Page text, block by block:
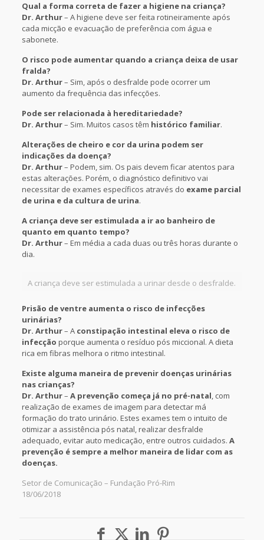
Qual a forma correta de fazer a higiene na criança?
Dr. Arthur– A higiene deve ser feita rotineiramente após
cada micção e evacuação de preferência com água e
sabonete.
O risco pode aumentar quando a criança deixa de usar
fralda?
Dr. Arthur– Sim, após o desfralde pode ocorrer um
aumento da frequência das infecções.
Pode ser relacionada à hereditariedade?
Dr. Arthur– Sim. Muitos casos têm histórico familiar.
Alterações de cheiro e cor da urina podem ser
indicações da doença?
Dr. Arthur– Podem, sim. Os pais devem ficar atentos para
estas alterações. Porém, o diagnóstico definitivo vai
necessitar de exames específicos através do exame parcial
de urina e da cultura de urina.
A criança deve ser estimulada a ir ao banheiro de
quanto em quanto tempo?
Dr. Arthur– Em média a cada duas ou três horas durante o
dia.
A criança deve ser estimulada a urinar desde o desfralde.
Prisão de ventre aumenta o risco de infecções
urinárias?
Dr. Arthur– A constipação intestinal eleva o risco de
infecção porque aumenta o resíduo pós miccional. A dieta
rica em fibras melhora o ritmo intestinal.
Existe alguma maneira de prevenir doenças urinárias
nas crianças?
Dr. Arthur– A prevenção começa já no pré-natal, com
realização de exames de imagem para detectar má
formação do trato urinário. Estes exames tem o intuito de
otimizar a assistência pós natal, realizar desfralde
adequado, evitar auto medicação, entre outros cuidados. A
prevenção é sempre a melhor maneira de lidar com as
doenças.
Setor de Comunicação – Fundação Pró-Rim
18/06/2018